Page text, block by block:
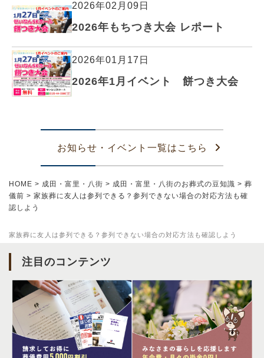
家族葬に友人は参列できる？参列できない場合の対応方法も確認しよう
2026年02月09日
2026年もちつき大会 レポート
2026年01月17日
2026年1月イベント 餅つき大会
お知らせ・イベント一覧はこちら
HOME > 成田・富里・八街 > 成田・富里・八街のお葬式の豆知識 > 葬
儀前 > 家族葬に友人は参列できる？参列できない場合の対応方法も確
認しよう
注目のコンテンツ